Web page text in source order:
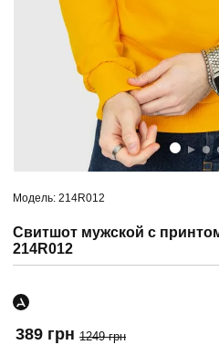
Модель: 214R012
Свитшот мужской с
214R012
389 грн 1249 грн